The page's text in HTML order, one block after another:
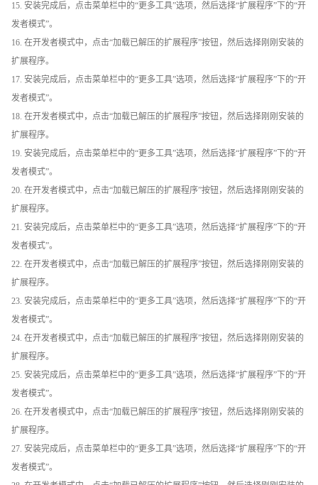
15. 安装完成后，点击菜单栏中的“更多工具”选项，然后选择“扩展程序”下的“开
发者模式”。
16. 在开发者模式中，点击“加载已解压的扩展程序”按钮，然后选择刚刚安装的
扩展程序。
17. 安装完成后，点击菜单栏中的“更多工具”选项，然后选择“扩展程序”下的“开
发者模式”。
18. 在开发者模式中，点击“加载已解压的扩展程序”按钮，然后选择刚刚安装的
扩展程序。
19. 安装完成后，点击菜单栏中的“更多工具”选项，然后选择“扩展程序”下的“开
发者模式”。
20. 在开发者模式中，点击“加载已解压的扩展程序”按钮，然后选择刚刚安装的
扩展程序。
21. 安装完成后，点击菜单栏中的“更多工具”选项，然后选择“扩展程序”下的“开
发者模式”。
22. 在开发者模式中，点击“加载已解压的扩展程序”按钮，然后选择刚刚安装的
扩展程序。
23. 安装完成后，点击菜单栏中的“更多工具”选项，然后选择“扩展程序”下的“开
发者模式”。
24. 在开发者模式中，点击“加载已解压的扩展程序”按钮，然后选择刚刚安装的
扩展程序。
25. 安装完成后，点击菜单栏中的“更多工具”选项，然后选择“扩展程序”下的“开
发者模式”。
26. 在开发者模式中，点击“加载已解压的扩展程序”按钮，然后选择刚刚安装的
扩展程序。
27. 安装完成后，点击菜单栏中的“更多工具”选项，然后选择“扩展程序”下的“开
发者模式”。